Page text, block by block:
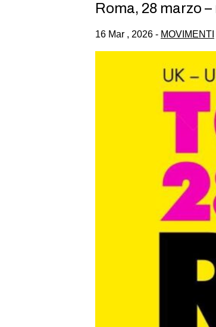
Roma, 28 marzo
16 Mar , 2026 - MOVIMENTI